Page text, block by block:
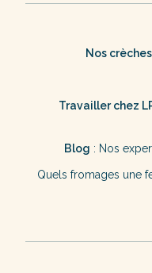
Nos
Travailler chez
Blog : Nos
Quels fromages une